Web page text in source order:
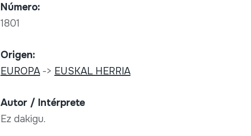
Número:
1801
Origen:
EUROPA-> EUSKAL HERRIA
Autor / Intérprete
Ez dakigu.